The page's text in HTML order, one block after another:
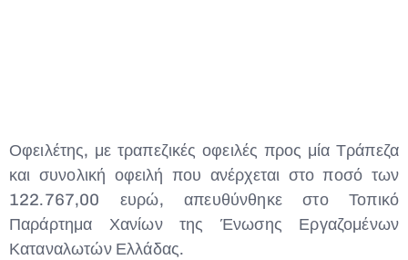
Οφειλέτης, με τραπεζικές οφειλές προς μία Τράπεζα
και συνολική οφειλή που ανέρχεται στο ποσό των
122.767,00 ευρώ, απευθύνθηκε στο Τοπικό
Παράρτημα Χανίων της Ένωσης Εργαζομένων
Καταναλωτών Ελλάδας.